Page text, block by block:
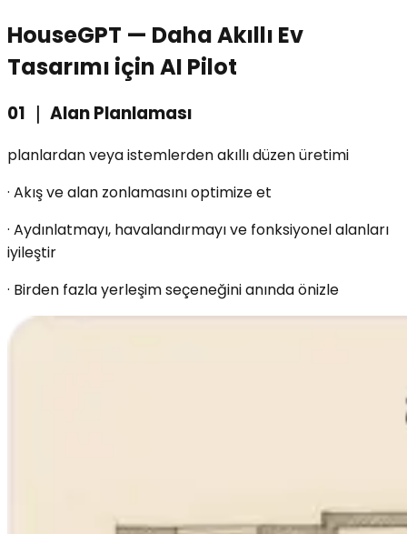
HouseGPT — Daha Akıllı Ev
Tasarımı için AI Pilot
01 ｜ Alan Planlaması
planlardan veya istemlerden akıllı düzen üretimi
· Akış ve alan zonlamasını optimize et
· Aydınlatmayı, havalandırmayı ve fonksiyonel alanları
iyileştir
· Birden fazla yerleşim seçeneğini anında önizle